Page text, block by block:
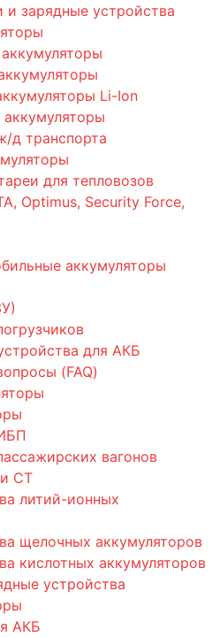
и зарядные устройства
Li-Ion
д транспорта
для тепловозов
Optimus, Security Force,
аккумуляторы
для АКБ
(FAQ)
вагонов
СТ
литий-ионных
щелочных аккумуляторов
кислотных аккумуляторов
устройства
АКБ